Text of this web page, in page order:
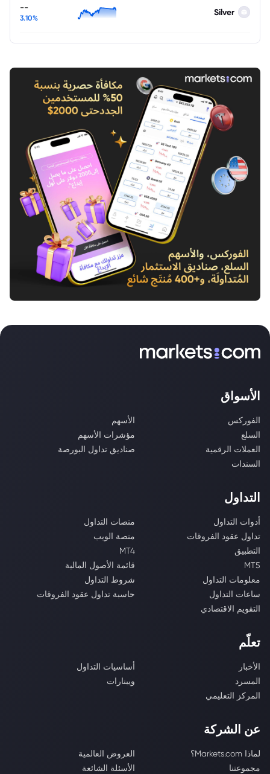
Silver
--
3.10%
الأسواق
الفوركس
الأسهم
السلع
مؤشرات الأسهم
العملات الرقمية
صناديق تداول البورصة
السندات
التداول
أدوات التداول
منصات التداول
تداول عقود الفروقات
منصة الويب
التطبيق
MT4
MT5
قائمة الأصول المالية
معلومات التداول
شروط التداول
ساعات التداول
حاسبة تداول عقود الفروقات
التقويم الاقتصادي
تعلّم
الأخبار
أساسيات التداول
المسرد
ويبنارات
المركز التعليمي
عن الشركة
لماذا Markets.com؟
العروض العالمية
مجموعتنا
الأسئلة الشائعة